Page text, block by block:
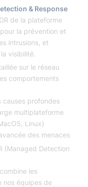
& Response
de la plateforme
pour la prévention et
intrusions, et
visibilité.
sur le réseau
comportements
causes profondes
multiplateforme
Linux)
des menaces
(Managed Detection
les
nos équipes de